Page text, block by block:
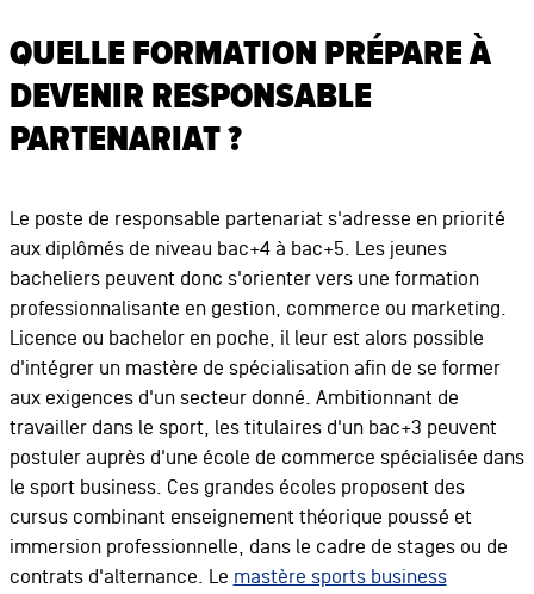
QUELLE FORMATION PRÉPARE À
DEVENIR RESPONSABLE
PARTENARIAT ?
Le poste de responsable partenariat s'adresse en priorité
aux diplômés de niveau bac+4 à bac+5. Les jeunes
bacheliers peuvent donc s'orienter vers une formation
professionnalisante en gestion, commerce ou marketing.
Licence ou bachelor en poche, il leur est alors possible
d'intégrer un mastère de spécialisation afin de se former
aux exigences d'un secteur donné. Ambitionnant de
travailler dans le sport, les titulaires d'un bac+3 peuvent
postuler auprès d'une école de commerce spécialisée dans
le sport business. Ces grandes écoles proposent des
cursus combinant enseignement théorique poussé et
immersion professionnelle, dans le cadre de stages ou de
contrats d'alternance. Le mastère sports business